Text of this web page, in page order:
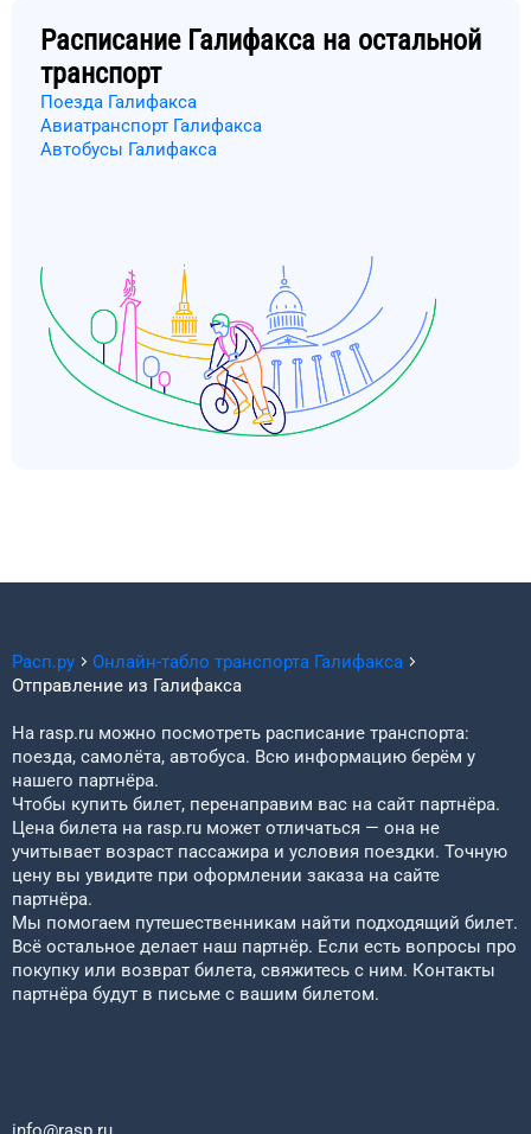
Расписание Галифакса на остальной
транспорт
Поезда Галифакса
Авиатранспорт Галифакса
Автобусы Галифакса
Расп.ру Онлайн-табло транспорта Галифакса
Отправление из Галифакса
На rasp.ru можно посмотреть расписание транспорта:
поезда, самолёта, автобуса. Всю информацию берём у
нашего партнёра.
Чтобы купить билет, перенаправим вас на сайт партнёра.
Цена билета на rasp.ru может отличаться — она не
учитывает возраст пассажира и условия поездки. Точную
цену вы увидите при оформлении заказа на сайте
партнёра.
Мы помогаем путешественникам найти подходящий билет.
Всё остальное делает наш партнёр. Если есть вопросы про
покупку или возврат билета, свяжитесь с ним. Контакты
партнёра будут в письме с вашим билетом.